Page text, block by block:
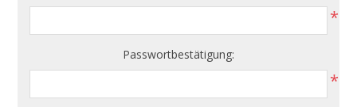
*
Passwortbestätigung:
*